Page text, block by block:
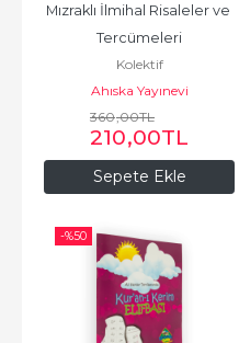
Sepete Ekle
Mızraklı İlmihal Risaleler ve
Tercümeleri
Kolektif
Ahıska Yayınevi
360,00TL
210,00TL
-%50